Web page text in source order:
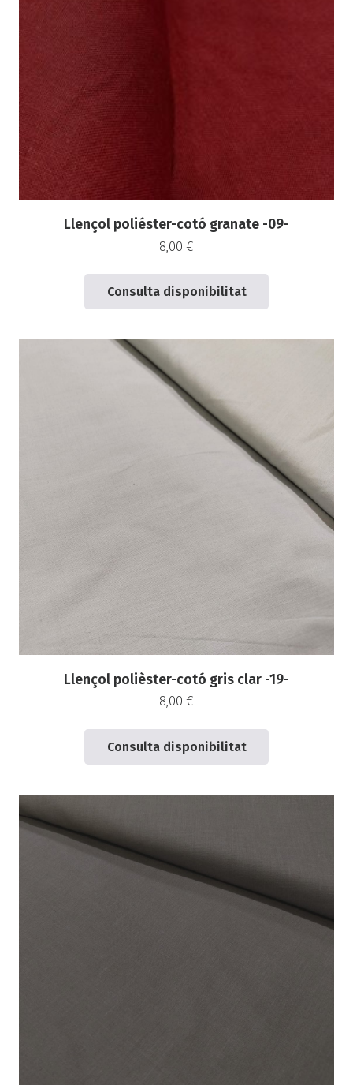
Llençol poliéster-cotó granate -09-
8,00 €
Consulta disponibilitat
Llençol polièster-cotó gris clar -19-
8,00 €
Consulta disponibilitat